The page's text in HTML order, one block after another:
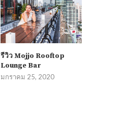
รีวิว Mojjo Rooftop
Lounge Bar
มกราคม 25, 2020